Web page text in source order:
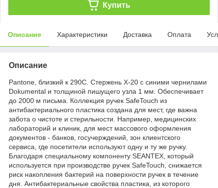
Купить
Описание Характеристики Доставка Оплата
Описание
Pantone, близкий к 290C. Стержень X-20 с синими чернилами
Dokumental и толщиной пишущего узла 1 мм. Обеспечивает
до 2000 м письма. Коллекция ручек SafeTouch из
антибактериального пластика создана для мест, где важна
забота о чистоте и стерильности. Например, медицинских
лабораторий и клиник, для мест массового оформления
документов - банков, госучерждений, зон клиентского
сервиса, где посетители используют одну и ту же ручку.
Благодаря специальному компоненту SEANTEX, который
используется при производстве ручек SafeTouch, снижается
риск накопления бактерий на поверхности ручек в течение
дня. Антибактериальные свойства пластика, из которого